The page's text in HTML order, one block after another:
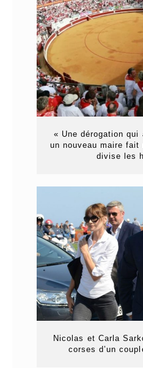
« Une dérogation
un nouveau maire
divise les
Nicolas et Carla
corses d’un